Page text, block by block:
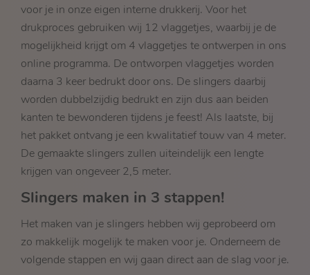
voor je in onze eigen interne drukkerij. Voor het
drukproces gebruiken wij 12 vlaggetjes, waarbij je de
mogelijkheid krijgt om 4 vlaggetjes te ontwerpen in ons
online programma. De ontworpen vlaggetjes worden
daarna 3 keer bedrukt door ons. De slingers daarbij
worden dubbelzijdig bedrukt en zijn dus aan beiden
kanten te bewonderen tijdens je feest! Als laatste, bij
het pakket ontvang je een kwalitatief touw van 4 meter.
De gemaakte slingers zullen uiteindelijk een lengte
krijgen van ongeveer 2,5 meter.
Slingers maken in 3 stappen!
Het maken van je slingers hebben wij geprobeerd om
zo makkelijk mogelijk te maken voor je. Onderneem de
volgende stappen en wij gaan direct aan de slag voor je.